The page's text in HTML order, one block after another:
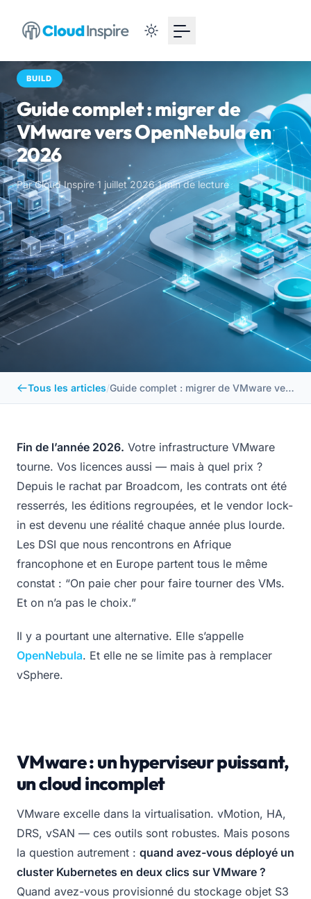
BUILD
Guide complet : migrer de
VMware vers OpenNebula en
2026
Par Cloud Inspire·1 juillet 2026·1 min de lecture
Tous les articles/ Guide complet : migrer de VMware vers OpenNebula en 2026
Fin de l’année 2026. Votre infrastructure VMware
tourne. Vos licences aussi — mais à quel prix ?
Depuis le rachat par Broadcom, les contrats ont été
resserrés, les éditions regroupées, et le vendor lock-
in est devenu une réalité chaque année plus lourde.
Les DSI que nous rencontrons en Afrique
francophone et en Europe partent tous le même
constat : “On paie cher pour faire tourner des VMs.
Et on n’a pas le choix.”
Il y a pourtant une alternative. Elle s’appelle
OpenNebula. Et elle ne se limite pas à remplacer
vSphere.
VMware : un hyperviseur puissant,
un cloud incomplet
VMware excelle dans la virtualisation. vMotion, HA,
DRS, vSAN — ces outils sont robustes. Mais posons
la question autrement : quand avez-vous déployé un
cluster Kubernetes en deux clics sur VMware ?
Quand avez-vous provisionné du stockage objet S3